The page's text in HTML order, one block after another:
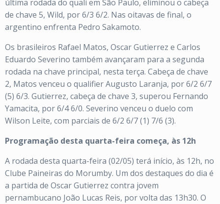
última rodada do quali em São Paulo, eliminou o cabeça
de chave 5, Wild, por 6/3 6/2. Nas oitavas de final, o
argentino enfrenta Pedro Sakamoto.
Os brasileiros Rafael Matos, Oscar Gutierrez e Carlos
Eduardo Severino também avançaram para a segunda
rodada na chave principal, nesta terça. Cabeça de chave
2, Matos venceu o qualifier Augusto Laranja, por 6/2 6/7
(5) 6/3. Gutierrez, cabeça de chave 3, superou Fernando
Yamacita, por 6/4 6/0. Severino venceu o duelo com
Wilson Leite, com parciais de 6/2 6/7 (1) 7/6 (3).
Programação desta quarta-feira começa, às 12h
A rodada desta quarta-feira (02/05) terá início, às 12h, no
Clube Paineiras do Morumby. Um dos destaques do dia é
a partida de Oscar Gutierrez contra jovem
pernambucano João Lucas Reis, por volta das 13h30. O